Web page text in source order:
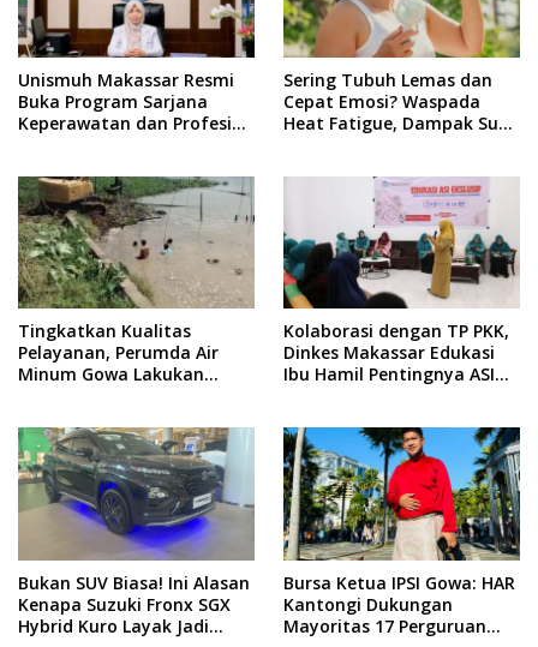
Unismuh Makassar Resmi
Buka Program Sarjana
Keperawatan dan Profesi
Sering Tubuh Lemas dan
Cepat Emosi? Waspada
Heat Fatigue, Dampak Suhu
Tingkatkan Kualitas
Pelayanan, Perumda Air
Minum Gowa Lakukan
Kolaborasi dengan TP PKK,
Dinkes Makassar Edukasi
Ibu Hamil Pentingnya ASI
Bukan SUV Biasa! Ini Alasan
Kenapa Suzuki Fronx SGX
Hybrid Kuro Layak Jadi
Bursa Ketua IPSI Gowa: HAR
Kantongi Dukungan
Mayoritas 17 Perguruan